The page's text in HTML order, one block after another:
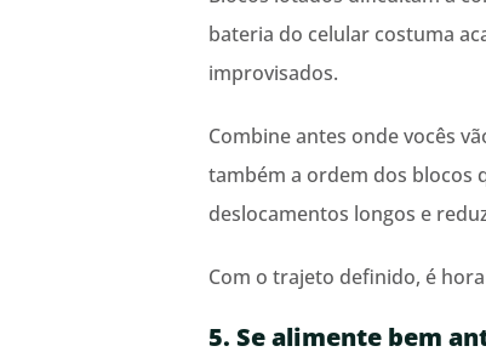
bateria do celular costuma
improvisados.
Combine antes onde vocês
também a ordem dos blocos
deslocamentos longos e
Com o trajeto definido, é
5. Se alimente bem